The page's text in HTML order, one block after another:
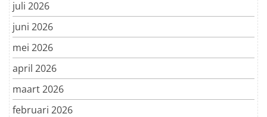
juli 2026
juni 2026
mei 2026
april 2026
maart 2026
februari 2026